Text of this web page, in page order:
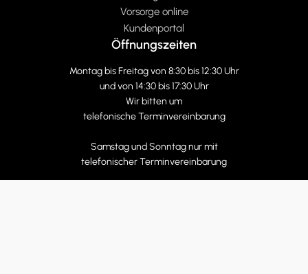
Vorsorge online
Kundenportal
Öffnungszeiten
Montag bis Freitag von 8:30 bis 12:30 Uhr
und von 14:30 bis 17:30 Uhr
Wir bitten um
telefonische Terminvereinbarung
Samstag und Sonntag nur mit
telefonischer Terminvereinbarung